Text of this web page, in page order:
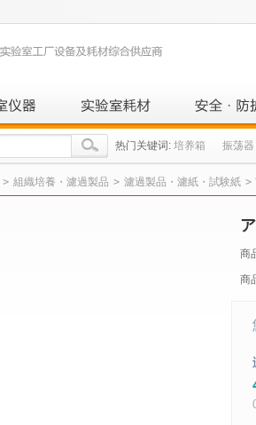
热门关键词: 培养箱 振荡器
> 組織培養・濾過製品 > 濾過製品・濾紙・試験紙 >
商
商